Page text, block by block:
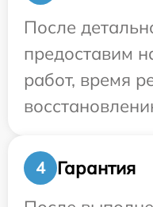
После
предоставим
работ, время
4
Гарантия